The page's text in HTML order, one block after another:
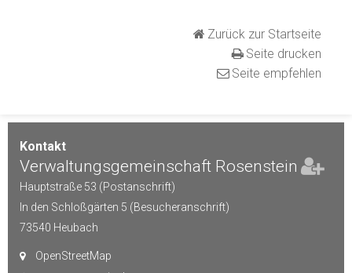
Kontakt
Verwaltungsgemeinschaft Rosenstein
Hauptstraße 53 (Postanschrift)
In den Schloßgärten 5 (Besucheranschrift)
73540 Heubach
OpenStreetMap
Zurück zur Startseite
Seite drucken
Seite empfehlen